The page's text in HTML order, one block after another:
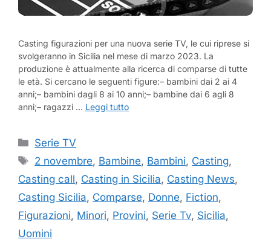
Casting figurazioni per una nuova serie TV, le cui riprese si
svolgeranno in Sicilia nel mese di marzo 2023. La
produzione è attualmente alla ricerca di comparse di tutte
le età. Si cercano le seguenti figure:– bambini dai 2 ai 4
anni;– bambini dagli 8 ai 10 anni;– bambine dai 6 agli 8
anni;– ragazzi … Leggi tutto
Categorie
Serie TV
Tag
2 novembre, Bambine, Bambini, Casting,
Casting call, Casting in Sicilia, Casting News,
Casting Sicilia, Comparse, Donne, Fiction,
Figurazioni, Minori, Provini, Serie Tv, Sicilia,
Uomini